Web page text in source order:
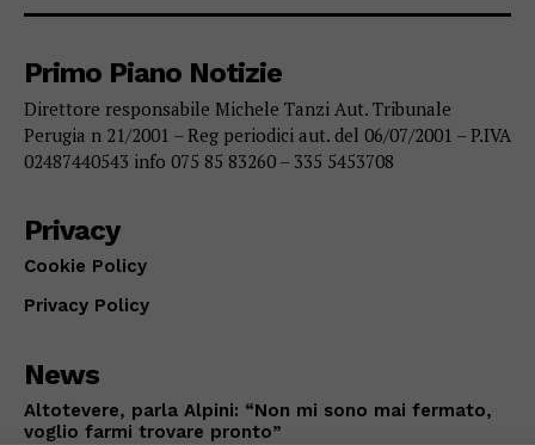
Primo Piano Notizie
Direttore responsabile Michele Tanzi Aut. Tribunale
Perugia n 21/2001 – Reg periodici aut. del 06/07/2001 – P.IVA
02487440543 info 075 85 83260 – 335 5453708
Privacy
Cookie Policy
Privacy Policy
News
Altotevere, parla Alpini: “Non mi sono mai fermato,
voglio farmi trovare pronto”